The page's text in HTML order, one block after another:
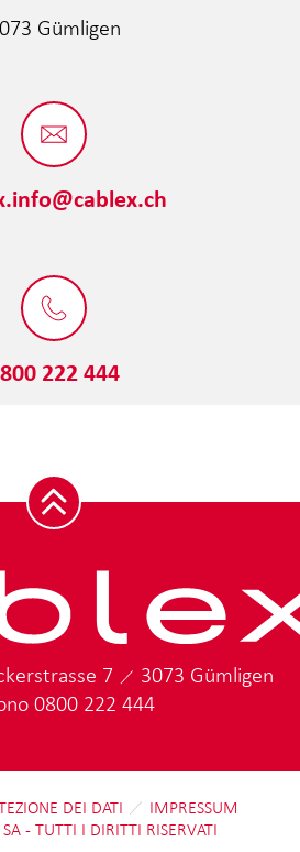
Gümligen
222 444
7
3073 Gümligen
0800 222 444
DEI DATI
IMPRESSUM
- TUTTI I DIRITTI RISERVATI